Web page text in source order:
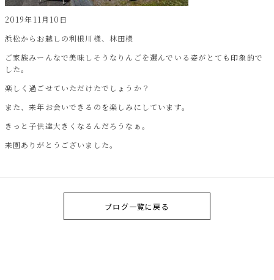
2019年11月10日
浜松からお越しの利根川様、林田様
ご家族みーんなで美味しそうなりんごを選んでいる姿がとても印象的で
した。
楽しく過ごせていただけたでしょうか？
また、来年お会いできるのを楽しみにしています。
きっと子供達大きくなるんだろうなぁ。
来園ありがとうございました。
ブログ一覧に戻る